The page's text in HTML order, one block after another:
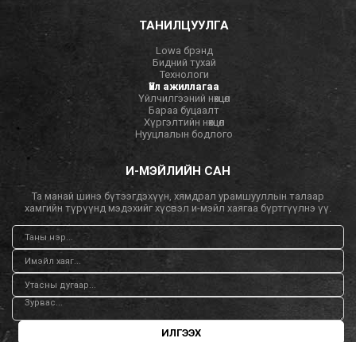
ТАНИЛЦУУЛГА
Lowa брэнд
Бидний тухай
Технологи
Үйл ажиллагаа
Үйлчилгээний нөхцөл
Бараа буцаалт
Хүргэлтийн нөхцөл
Нууцлалын бодлого
И-МЭЙЛИЙН САН
Та манай шинэ бүтээгдэхүүн, хямдрал урамшууллын талаар
хамгийн түрүүнд мэдэхийг хүсвэл и-мэйл хаягаа бүртгүүлнэ үү.
ИЛГЭЭХ